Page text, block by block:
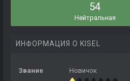
54
Нейтральная
ИНФОРМАЦИЯ О KISEL
Звание Новичок